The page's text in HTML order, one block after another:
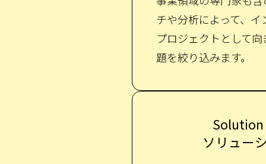
チや分析によって、
プロジェクトとして
題を絞り込みます。
ソリュー